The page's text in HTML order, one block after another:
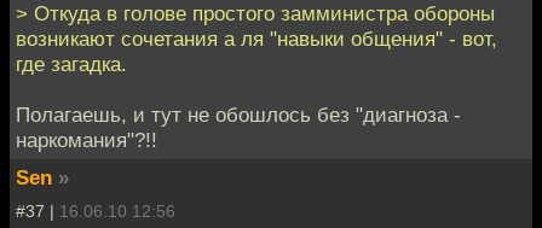
> Откуда в голове простого замминистра обороны
возникают сочетания а ля "навыки общения" - вот,
где загадка.
Полагаешь, и тут не обошлось без "диагноза -
наркомания"?!!
Sen »
#37 | 16.06.10 12:56